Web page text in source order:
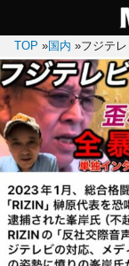
TOP »国内 »フジテ